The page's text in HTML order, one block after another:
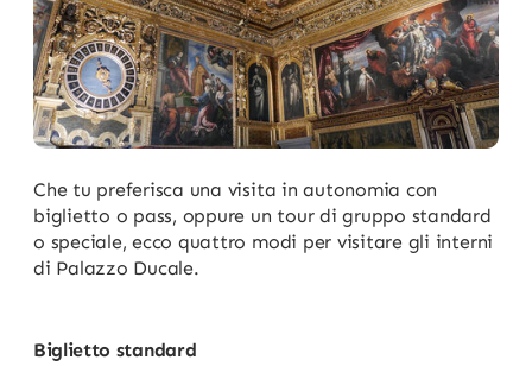
Che tu preferisca una visita in autonomia con
biglietto o pass, oppure un tour di gruppo standard
o speciale, ecco quattro modi per visitare gli interni
di Palazzo Ducale.
Biglietto standard